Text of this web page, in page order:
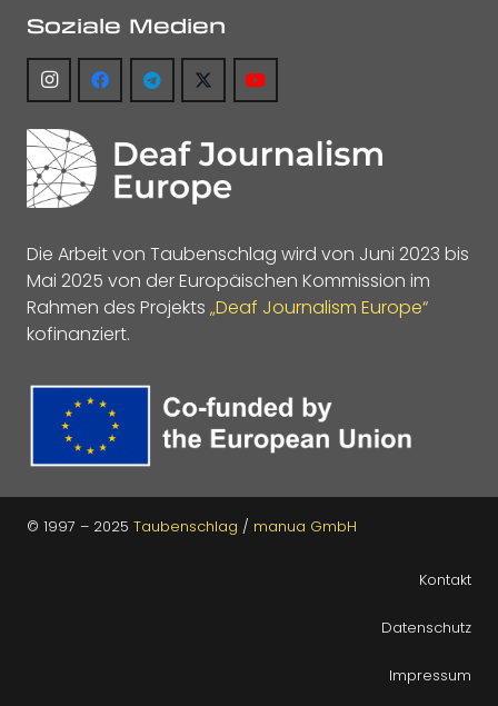
Soziale Medien
Die Arbeit von Taubenschlag wird von Juni 2023 bis
Mai 2025 von der Europäischen Kommission im
Rahmen des Projekts „Deaf Journalism Europe“
kofinanziert.
© 1997 – 2025 Taubenschlag / manua GmbH
Kontakt
Datenschutz
Impressum